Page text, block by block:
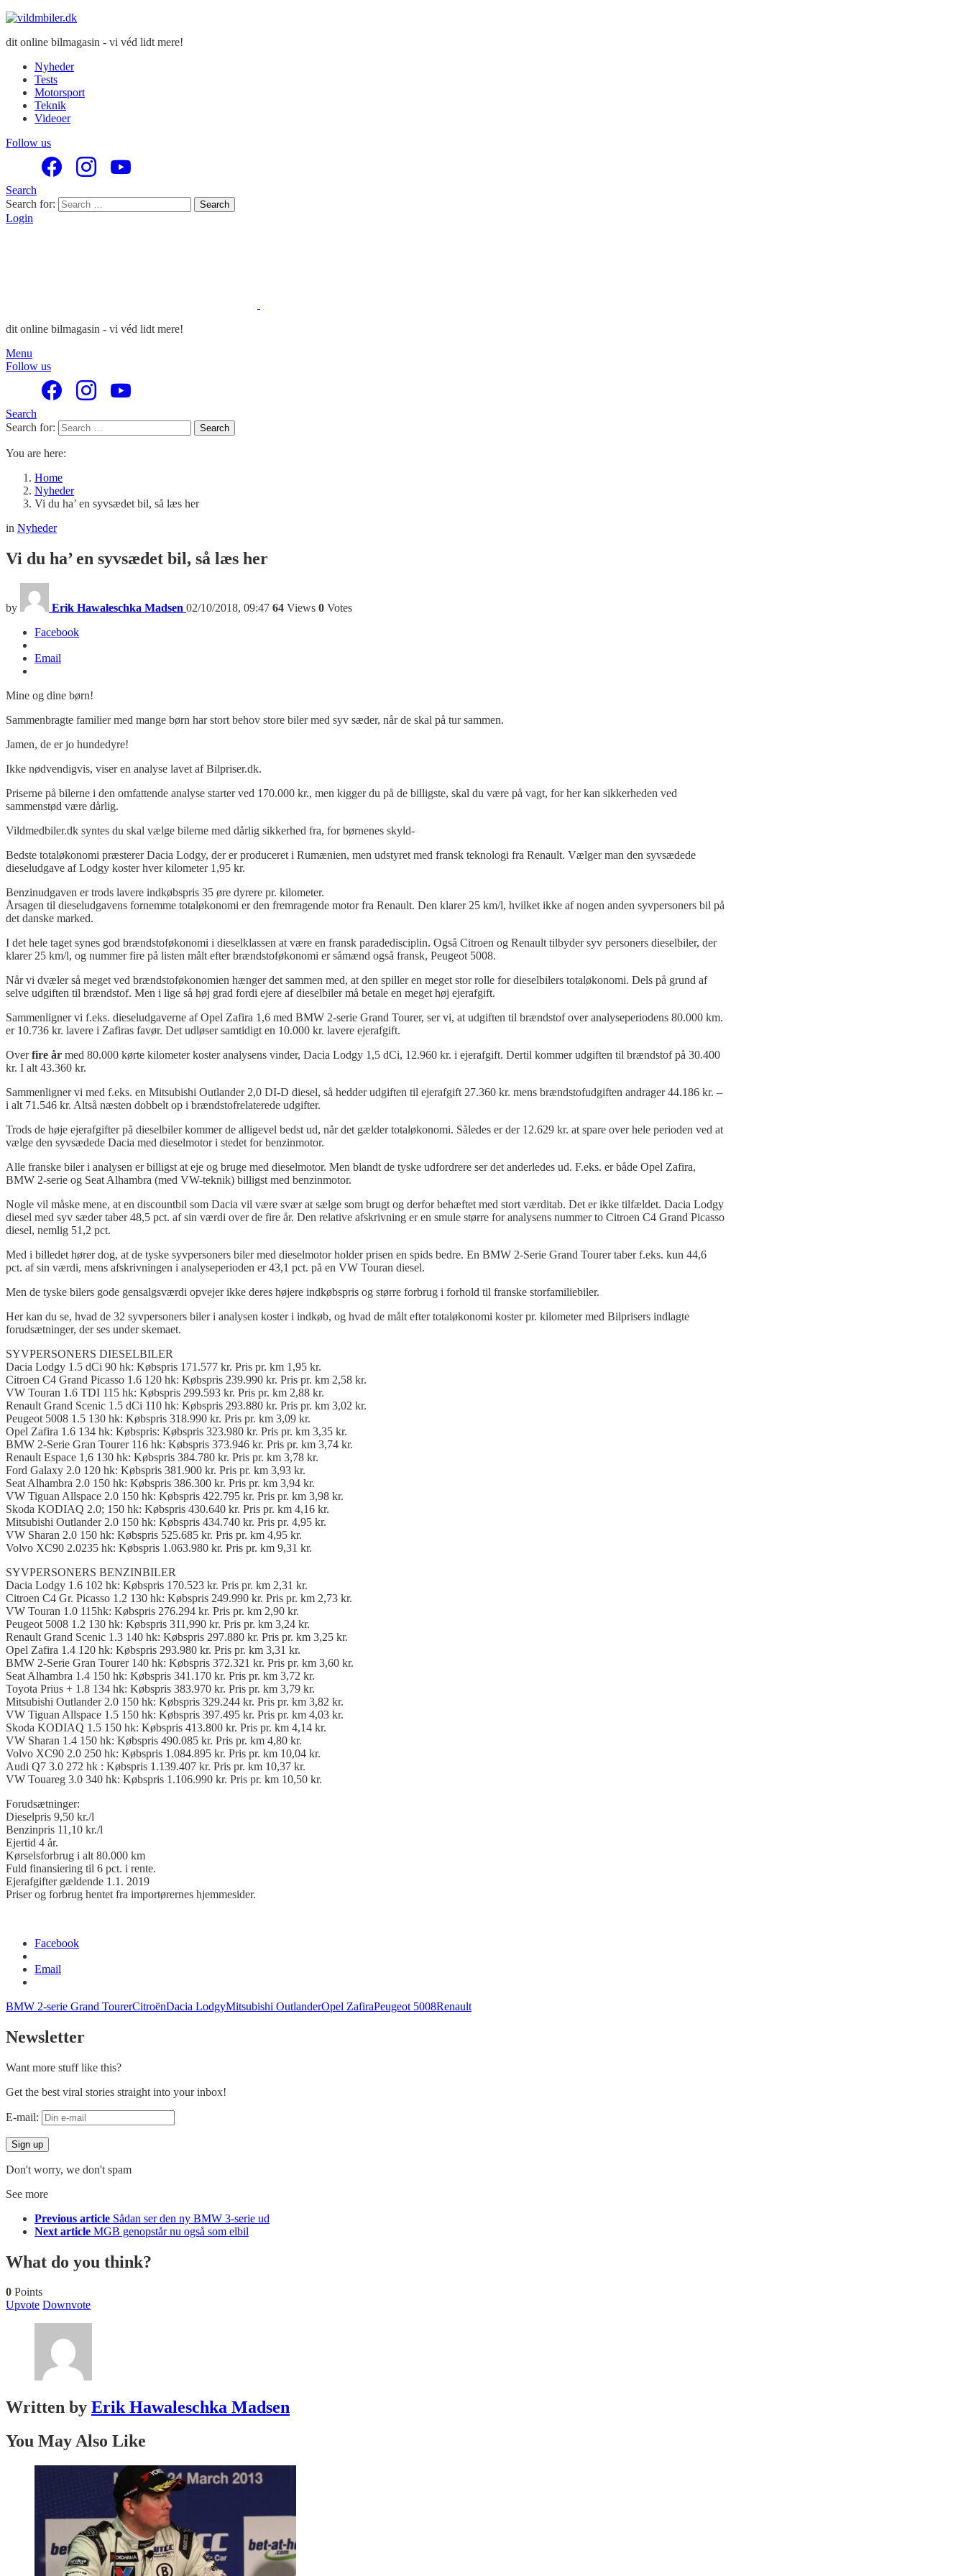
dit online bilmagasin - vi véd lidt mere!
Nyheder
Tests
Motorsport
Teknik
Videoer
Follow us
Search
Search for:
Search
Login
dit online bilmagasin - vi véd lidt mere!
Menu
Follow us
Search
Search for:
Search
You are here:
Home
Nyheder
Vi du ha’ en syvsædet bil, så læs her
in Nyheder
Vi du ha’ en syvsædet bil, så læs her
by Erik Hawaleschka Madsen 02/10/2018, 09:47 64 Views 0 Votes
Facebook
Email
Mine og dine børn!
Sammenbragte familier med mange børn har stort behov store biler med syv sæder, når de skal på tur sammen.
Jamen, de er jo hundedyre!
Ikke nødvendigvis, viser en analyse lavet af Bilpriser.dk.
Priserne på bilerne i den omfattende analyse starter ved 170.000 kr., men kigger du på de billigste, skal du være på vagt, for her kan sikkerheden ved
sammenstød være dårlig.
Vildmedbiler.dk syntes du skal vælge bilerne med dårlig sikkerhed fra, for børnenes skyld-
Bedste totaløkonomi præsterer Dacia Lodgy, der er produceret i Rumænien, men udstyret med fransk teknologi fra Renault. Vælger man den syvsædede
dieseludgave af Lodgy koster hver kilometer 1,95 kr.
Benzinudgaven er trods lavere indkøbspris 35 øre dyrere pr. kilometer.
Årsagen til dieseludgavens fornemme totaløkonomi er den fremragende motor fra Renault. Den klarer 25 km/l, hvilket ikke af nogen anden syvpersoners bil på
det danske marked.
I det hele taget synes god brændstoføkonomi i dieselklassen at være en fransk paradedisciplin. Også Citroen og Renault tilbyder syv personers dieselbiler, der
klarer 25 km/l, og nummer fire på listen målt efter brændstoføkonomi er såmænd også fransk, Peugeot 5008.
Når vi dvæler så meget ved brændstoføkonomien hænger det sammen med, at den spiller en meget stor rolle for dieselbilers totaløkonomi. Dels på grund af
selve udgiften til brændstof. Men i lige så høj grad fordi ejere af dieselbiler må betale en meget høj ejerafgift.
Sammenligner vi f.eks. dieseludgaverne af Opel Zafira 1,6 med BMW 2-serie Grand Tourer, ser vi, at udgiften til brændstof over analyseperiodens 80.000 km.
er 10.736 kr. lavere i Zafiras favør. Det udløser samtidigt en 10.000 kr. lavere ejerafgift.
Overfire år med 80.000 kørte kilometer koster analysens vinder, Dacia Lodgy 1,5 dCi, 12.960 kr. i ejerafgift. Dertil kommer udgiften til brændstof på 30.400
kr. I alt 43.360 kr.
Sammenligner vi med f.eks. en Mitsubishi Outlander 2,0 DI-D diesel, så hedder udgiften til ejerafgift 27.360 kr. mens brændstofudgiften andrager 44.186 kr. –
i alt 71.546 kr. Altså næsten dobbelt op i brændstofrelaterede udgifter.
Trods de høje ejerafgifter på dieselbiler kommer de alligevel bedst ud, når det gælder totaløkonomi. Således er der 12.629 kr. at spare over hele perioden ved at
vælge den syvsædede Dacia med dieselmotor i stedet for benzinmotor.
Alle franske biler i analysen er billigst at eje og bruge med dieselmotor. Men blandt de tyske udfordrere ser det anderledes ud. F.eks. er både Opel Zafira,
BMW 2-serie og Seat Alhambra (med VW-teknik) billigst med benzinmotor.
Nogle vil måske mene, at en discountbil som Dacia vil være svær at sælge som brugt og derfor behæftet med stort værditab. Det er ikke tilfældet. Dacia Lodgy
diesel med syv sæder taber 48,5 pct. af sin værdi over de fire år. Den relative afskrivning er en smule større for analysens nummer to Citroen C4 Grand Picasso
diesel, nemlig 51,2 pct.
Med i billedet hører dog, at de tyske syvpersoners biler med dieselmotor holder prisen en spids bedre. En BMW 2-Serie Grand Tourer taber f.eks. kun 44,6
pct. af sin værdi, mens afskrivningen i analyseperioden er 43,1 pct. på en VW Touran diesel.
Men de tyske bilers gode gensalgsværdi opvejer ikke deres højere indkøbspris og større forbrug i forhold til franske storfamiliebiler.
Her kan du se, hvad de 32 syvpersoners biler i analysen koster i indkøb, og hvad de målt efter totaløkonomi koster pr. kilometer med Bilprisers indlagte
forudsætninger, der ses under skemaet.
SYVPERSONERS DIESELBILER
Dacia Lodgy 1.5 dCi 90 hk: Købspris 171.577 kr. Pris pr. km 1,95 kr.
Citroen C4 Grand Picasso 1.6 120 hk: Købspris 239.990 kr. Pris pr. km 2,58 kr.
VW Touran 1.6 TDI 115 hk: Købspris 299.593 kr. Pris pr. km 2,88 kr.
Renault Grand Scenic 1.5 dCi 110 hk: Købspris 293.880 kr. Pris pr. km 3,02 kr.
Peugeot 5008 1.5 130 hk: Købspris 318.990 kr. Pris pr. km 3,09 kr.
Opel Zafira 1.6 134 hk: Købspris: Købspris 323.980 kr. Pris pr. km 3,35 kr.
BMW 2-Serie Gran Tourer 116 hk: Købspris 373.946 kr. Pris pr. km 3,74 kr.
Renault Espace 1,6 130 hk: Købspris 384.780 kr. Pris pr. km 3,78 kr.
Ford Galaxy 2.0 120 hk: Købspris 381.900 kr. Pris pr. km 3,93 kr.
Seat Alhambra 2.0 150 hk: Købspris 386.300 kr. Pris pr. km 3,94 kr.
VW Tiguan Allspace 2.0 150 hk: Købspris 422.795 kr. Pris pr. km 3,98 kr.
Skoda KODIAQ 2.0; 150 hk: Købspris 430.640 kr. Pris pr. km 4,16 kr.
Mitsubishi Outlander 2.0 150 hk: Købspris 434.740 kr. Pris pr. 4,95 kr.
VW Sharan 2.0 150 hk: Købspris 525.685 kr. Pris pr. km 4,95 kr.
Volvo XC90 2.0235 hk: Købspris 1.063.980 kr. Pris pr. km 9,31 kr.
SYVPERSONERS BENZINBILER
Dacia Lodgy 1.6 102 hk: Købspris 170.523 kr. Pris pr. km 2,31 kr.
Citroen C4 Gr. Picasso 1.2 130 hk: Købspris 249.990 kr. Pris pr. km 2,73 kr.
VW Touran 1.0 115hk: Købspris 276.294 kr. Pris pr. km 2,90 kr.
Peugeot 5008 1.2 130 hk: Købspris 311,990 kr. Pris pr. km 3,24 kr.
Renault Grand Scenic 1.3 140 hk: Købspris 297.880 kr. Pris pr. km 3,25 kr.
Opel Zafira 1.4 120 hk: Købspris 293.980 kr. Pris pr. km 3,31 kr.
BMW 2-Serie Gran Tourer 140 hk: Købspris 372.321 kr. Pris pr. km 3,60 kr.
Seat Alhambra 1.4 150 hk: Købspris 341.170 kr. Pris pr. km 3,72 kr.
Toyota Prius + 1.8 134 hk: Købspris 383.970 kr. Pris pr. km 3,79 kr.
Mitsubishi Outlander 2.0 150 hk: Købspris 329.244 kr. Pris pr. km 3,82 kr.
VW Tiguan Allspace 1.5 150 hk: Købspris 397.495 kr. Pris pr. km 4,03 kr.
Skoda KODIAQ 1.5 150 hk: Købspris 413.800 kr. Pris pr. km 4,14 kr.
VW Sharan 1.4 150 hk: Købspris 490.085 kr. Pris pr. km 4,80 kr.
Volvo XC90 2.0 250 hk: Købspris 1.084.895 kr. Pris pr. km 10,04 kr.
Audi Q7 3.0 272 hk : Købspris 1.139.407 kr. Pris pr. km 10,37 kr.
VW Touareg 3.0 340 hk: Købspris 1.106.990 kr. Pris pr. km 10,50 kr.
Forudsætninger:
Dieselpris 9,50 kr./l
Benzinpris 11,10 kr./l
Ejertid 4 år.
Kørselsforbrug i alt 80.000 km
Fuld finansiering til 6 pct. i rente.
Ejerafgifter gældende 1.1. 2019
Priser og forbrug hentet fra importørernes hjemmesider.
Facebook
Email
BMW 2-serie Grand TourerCitroënDacia LodgyMitsubishi OutlanderOpel ZafiraPeugeot 5008Renault
Newsletter
Want more stuff like this?
Get the best viral stories straight into your inbox!
E-mail:
Don't worry, we don't spam
See more
Previous article Sådan ser den ny BMW 3-serie ud
Next article MGB genopstår nu også som elbil
What do you think?
0 Points
Upvote Downvote
Written by Erik Hawaleschka Madsen
You May Also Like